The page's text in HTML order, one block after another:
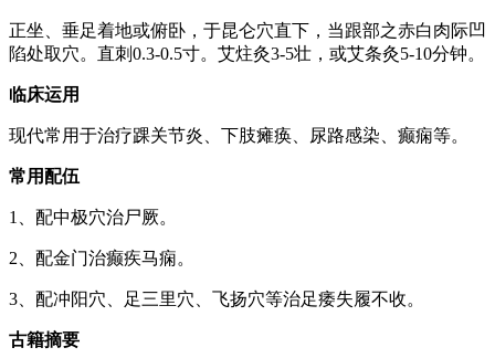
正坐、垂足着地或俯卧，于昆仑穴直下，当跟部之赤白肉际凹
陷处取穴。直刺0.3-0.5寸。艾炷灸3-5壮，或艾条灸5-10分钟。
临床运用
现代常用于治疗踝关节炎、下肢瘫痪、尿路感染、癫痫等。
常用配伍
1、配中极穴治尸厥。
2、配金门治癫疾马痫。
3、配冲阳穴、足三里穴、飞扬穴等治足痿失履不收。
古籍摘要